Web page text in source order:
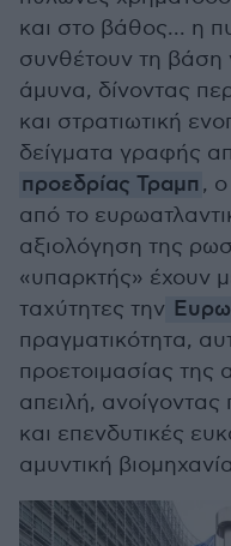
και στο βάθος... η
συνθέτουν τη βάση
άμυνα, δίνοντας
και στρατιωτική
δείγματα γραφής
προεδρίας Τραμπ ,
από το
αξιολόγηση της
«υπαρκτής» έχουν
ταχύτητες την
πραγματικότητα,
προετοιμασίας της
απειλή,
και επενδυτικές
αμυντική